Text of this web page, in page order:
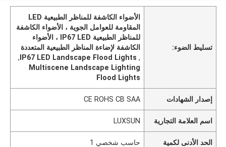
تسليط الضوء:
الأضواء الكاشفة للمناظر الطبيعية LED
المقاومة للعوامل الجوية ، الأضواء الكاشفة
للمناظر الطبيعية IP67 LED ، الأضواء
الكاشفة لإضاءة المناظر الطبيعية المتعددة
,
IP67 LED Landscape Flood Lights
,
Multiscene Landscape Lighting
Flood Lights
إصدار الشهادات CE ROHS CB SAA
اسم العلامة التجارية LUXSUN
الحد الأدنى لكمية حاسب شخصي 1